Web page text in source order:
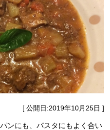
[ 公開日:2019年10月25日 ]
ンにも、パスタにもよく合い